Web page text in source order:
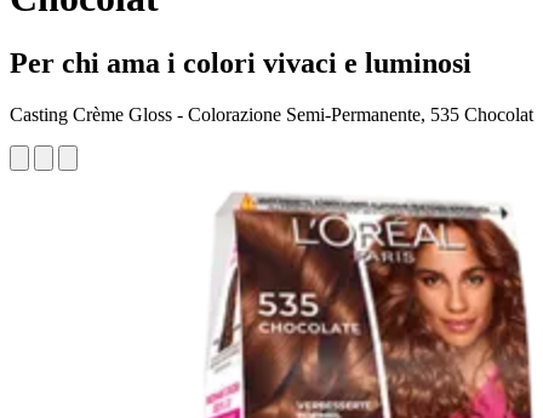
Per chi ama i colori vivaci e luminosi
Casting Crème Gloss - Colorazione Semi-Permanente, 535 Chocolat